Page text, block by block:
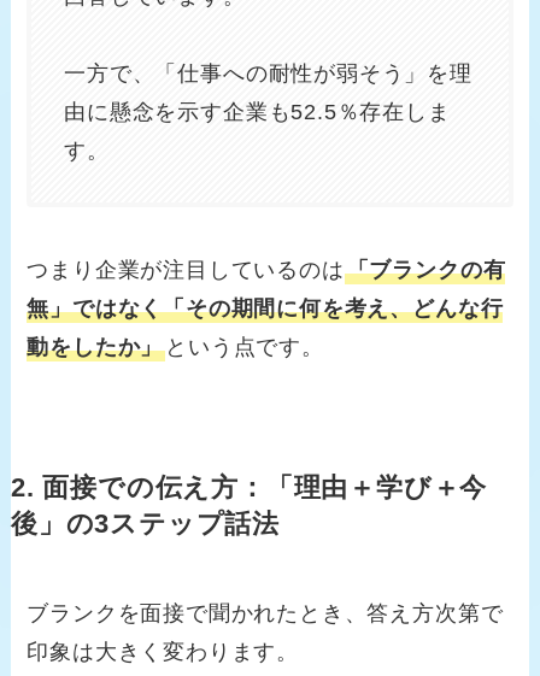
一方で、「仕事への耐性が弱そう」を理
由に懸念を示す企業も52.5％存在しま
す。
つまり企業が注目しているのは「ブランクの有
無」ではなく「その期間に何を考え、どんな行
動をしたか」 という点です。
2. 面接での伝え方：「理由＋学び＋今
後」の3ステップ話法
ブランクを面接で聞かれたとき、答え方次第で
印象は大きく変わります。